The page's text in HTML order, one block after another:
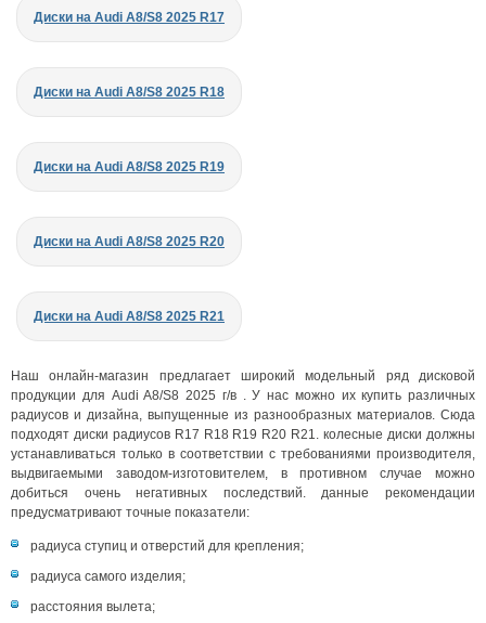
Диски на Audi A8/S8 2025 R17
Диски на Audi A8/S8 2025 R18
Диски на Audi A8/S8 2025 R19
Диски на Audi A8/S8 2025 R20
Диски на Audi A8/S8 2025 R21
Наш онлайн-магазин предлагает широкий модельный ряд дисковой
продукции для Audi A8/S8 2025 г/в . У нас можно их купить различных
радиусов и дизайна, выпущенные из разнообразных материалов. Сюда
подходят диски радиусов R17 R18 R19 R20 R21. колесные диски должны
устанавливаться только в соответствии с требованиями производителя,
выдвигаемыми заводом-изготовителем, в противном случае можно
добиться очень негативных последствий. данные рекомендации
предусматривают точные показатели:
радиуса ступиц и отверстий для крепления;
радиуса самого изделия;
расстояния вылета;